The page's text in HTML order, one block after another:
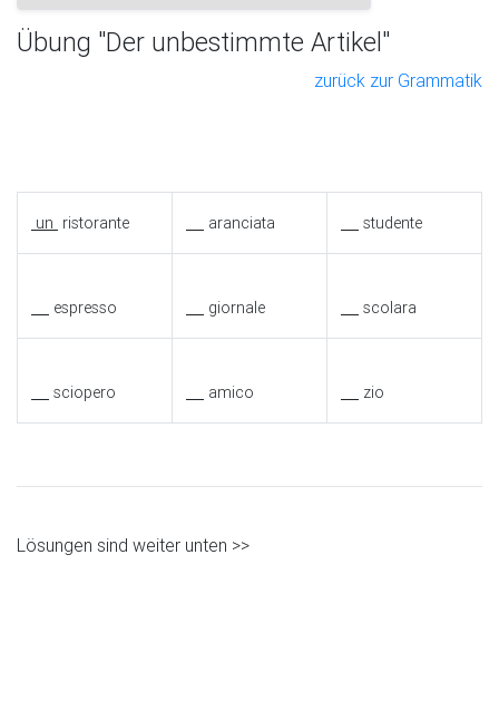
Übung "Der unbestimmte Artikel"
zurück zur Grammatik
un ristorante aranciata studente
espresso giornale scolara
sciopero amico zio
Lösungen sind weiter unten >>